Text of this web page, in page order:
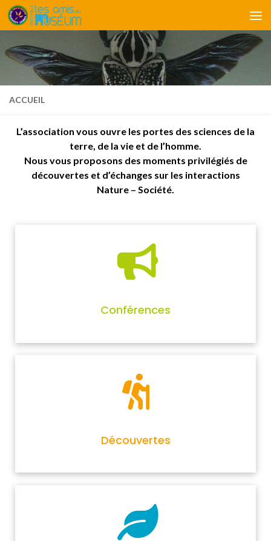
Skip to content
ACCUEIL
L’association vous ouvre les portes des sciences de la
terre, de la vie et de l’homme.
Nous vous proposons des moments privilégiés de
découvertes et d’échanges sur les interactions
Nature – Société.
Conférences
Découvertes